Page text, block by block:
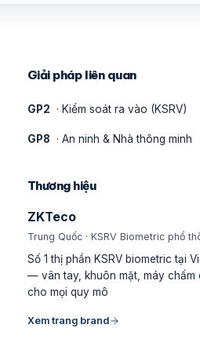
Giải pháp liên quan
GP2 · Kiểm soát ra vào (KSRV)
GP8 · An ninh & Nhà thông minh
Thương hiệu
ZKTeco
Trung Quốc · KSRV Biometric phổ
Số 1 thị phần KSRV biometric tại
— vân tay, khuôn mặt, máy chấm
cho mọi quy mô
Xem trang brand